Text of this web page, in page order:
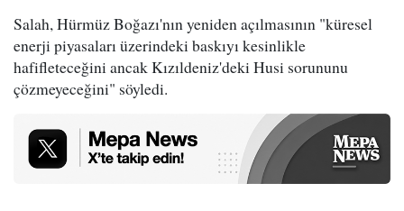
Salah, Hürmüz Boğazı'nın yeniden açılmasının "küresel
enerji piyasaları üzerindeki baskıyı kesinlikle
hafifleteceğini ancak Kızıldeniz'deki Husi sorununu
çözmeyeceğini" söyledi.